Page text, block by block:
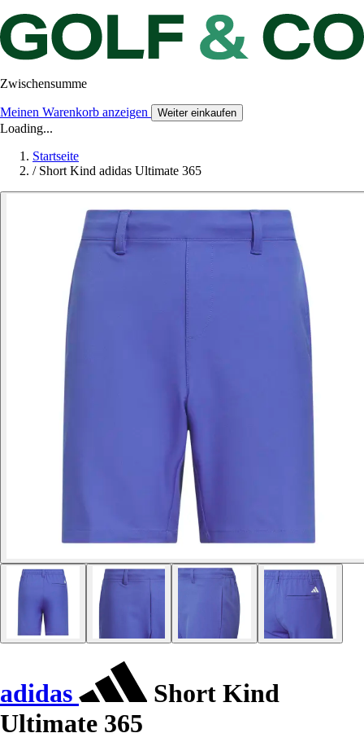
Zwischensumme
Meinen Warenkorb anzeigen Weiter einkaufen
Loading...
Startseite
/ Short Kind adidas Ultimate 365
adidas
Short Kind
Ultimate 365